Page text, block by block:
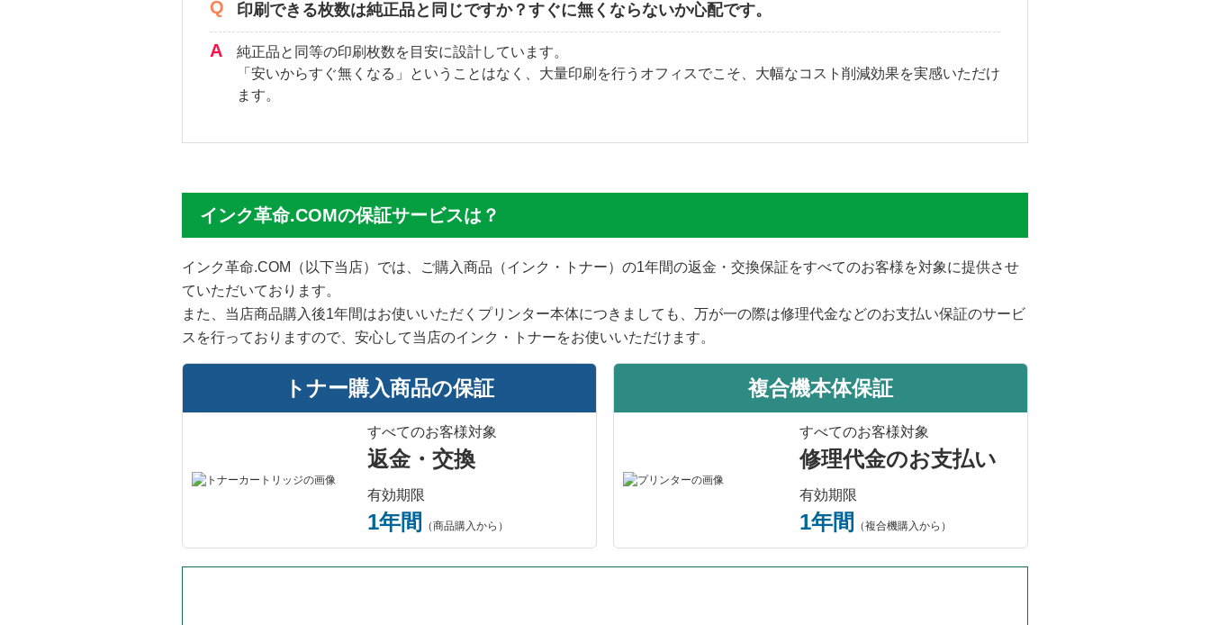
印刷できる枚数は純正品と同じですか？すぐに無くならないか心配です。
純正品と同等の印刷枚数を目安に設計しています。
「安いからすぐ無くなる」ということはなく、大量印刷を行うオフィスでこそ、大幅なコスト削減効果を実感いただけ
ます。
インク革命.COMの保証サービスは？
インク革命.COM（以下当店）では、ご購入商品（インク・トナー）の1年間の返金・交換保証をすべてのお客様を対象に提供させ
ていただいております。
また、当店商品購入後1年間はお使いいただくプリンター本体につきましても、万が一の際は修理代金などのお支払い保証のサービ
スを行っておりますので、安心して当店のインク・トナーをお使いいただけます。
トナー購入商品の保証
すべてのお客様対象
返金・交換
有効期限
1年間 （商品購入から）
複合機本体保証
すべてのお客様対象
修理代金のお支払い
有効期限
1年間 （複合機購入から）